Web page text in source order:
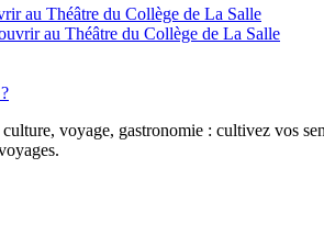
au Théâtre du Collège de La Salle
au Théâtre du Collège de La Salle
voyage, gastronomie : cultivez vos